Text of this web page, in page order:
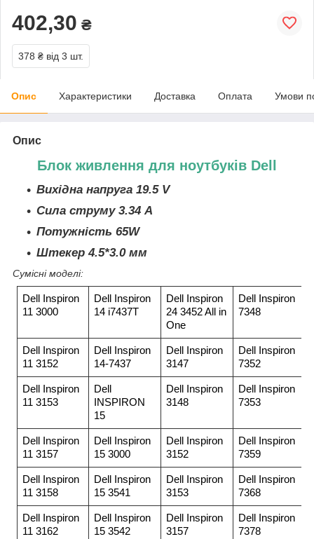
402,30 ₴
378 ₴ від 3 шт.
Опис Характеристики Доставка Оплата Умови
Опис
Блок живлення для ноутбуків Dell
Вихідна напруга 19.5 V
Сила струму 3.34 A
Потужність 65W
Штекер 4.5*3.0 мм
Сумісні моделі:
Dell Inspiron
11 3000
Dell Inspiron
14 i7437T
Dell Inspiron
24 3452 All in
One
Dell Inspiron
7348
Dell Inspiron
11 3152
Dell Inspiron
14-7437
Dell Inspiron
3147
Dell Inspiron
7352
Dell Inspiron
11 3153
Dell
INSPIRON
15
Dell Inspiron
3148
Dell Inspiron
7353
Dell Inspiron
11 3157
Dell Inspiron
15 3000
Dell Inspiron
3152
Dell Inspiron
7359
Dell Inspiron
11 3158
Dell Inspiron
15 3541
Dell Inspiron
3153
Dell Inspiron
7368
Dell Inspiron
11 3162
Dell Inspiron
15 3542
Dell Inspiron
3157
Dell Inspiron
7378